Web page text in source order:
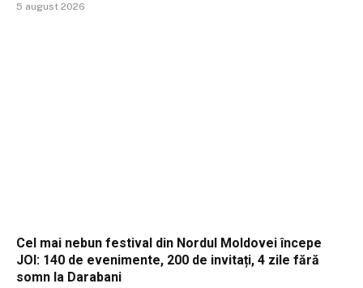
5 august 2026
Cel mai nebun festival din Nordul Moldovei începe
JOI: 140 de evenimente, 200 de invitați, 4 zile fără
somn la Darabani